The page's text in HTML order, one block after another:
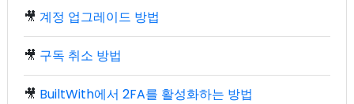
🎥 계정 업그레이드 방법
🎥 구독 취소 방법
🎥 BuiltWith에서 2FA를 활성화하는 방법